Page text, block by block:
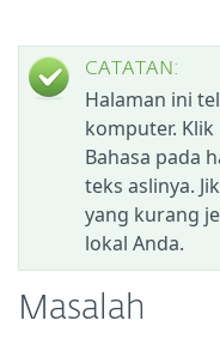
CATATAN:
Halaman ini
komputer.
Bahasa pada
teks aslinya.
yang kurang
lokal Anda.
Masalah